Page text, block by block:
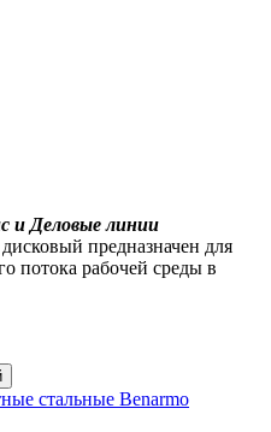
и Деловые линии
предназначен для
потока рабочей среды в
стальные Benarmo